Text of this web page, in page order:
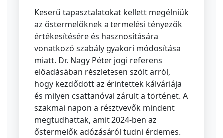
Keserű tapasztalatokat kellett megélniük
az őstermelőknek a termelési tényezők
értékesítésére és hasznosítására
vonatkozó szabály gyakori módosítása
miatt. Dr. Nagy Péter jogi referens
előadásában részletesen szólt arról,
hogy kezdődött az érintettek kálváriája
és milyen csattanóval zárult a történet. A
szakmai napon a résztvevők mindent
megtudhattak, amit 2024-ben az
őstermelők adózásáról tudni érdemes.